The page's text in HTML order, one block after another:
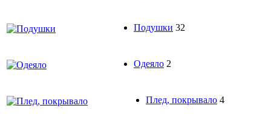
Подушки 32
Одеяло 2
Плед, покрывало 4